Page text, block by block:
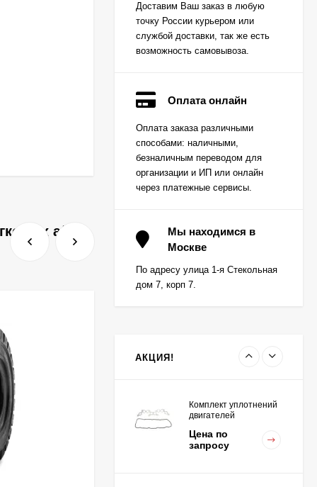
а/м
Доставим Ваш заказ в любую
точку России курьером или
службой доставки, так же есть
возможность самовывоза.
Оплата онлайн
Оплата заказа различными
способами: наличными,
безналичным переводом для
организации и ИП или онлайн
через платежные сервисы.
Мы находимся в
Москве
По адресу улица 1-я Стекольная
дом 7, корп 7.
АКЦИЯ!
Вкладыш коренной
(0,25) (1шт - 1
половинка) для
двигателей
K15,K21,K25
запросу
(1шт - 1 половинка) для
двигателей
K15,K21,K25
Цена по
Комплект уплотнений
двигателей
Цена по
запросу